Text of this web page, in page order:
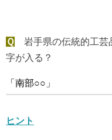
Ｑ
岩手県の伝統的工
字が入る？
「南部○○」
ヒント